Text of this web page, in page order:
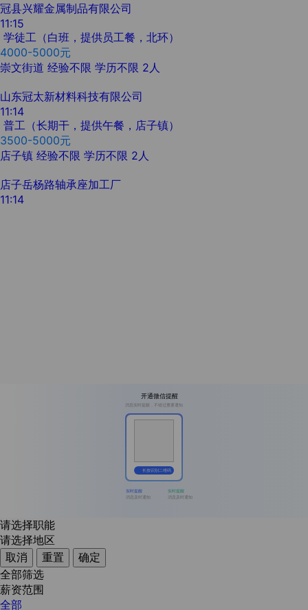
冠县兴耀金属制品有限公司
11:15
学徒工（白班，提供员工餐，北环）
4000-5000元
崇文街道 经验不限 学历不限 2人
山东冠太新材料科技有限公司
11:14
普工（长期干，提供午餐，店子镇）
3500-5000元
店子镇 经验不限 学历不限 2人
店子岳杨路轴承座加工厂
11:14
开通微信提醒
消息实时提醒，不错过重要通知
长按识别二维码
实时提醒
消息及时通知
实时提醒
消息及时通知
请选择职能
请选择地区
取消
重置
确定
全部筛选
薪资范围
全部